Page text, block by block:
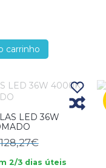
carrinho
LED 36W
128,27€
2/3 dias úteis